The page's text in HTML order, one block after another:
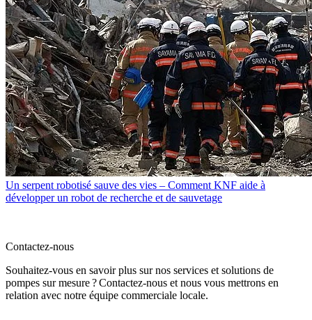
Un serpent robotisé sauve des vies – Comment KNF aide à
développer un robot de recherche et de sauvetage
Contactez-nous
Souhaitez-vous en savoir plus sur nos services et solutions de
pompes sur mesure ? Contactez-nous et nous vous mettrons en
relation avec notre équipe commerciale locale.